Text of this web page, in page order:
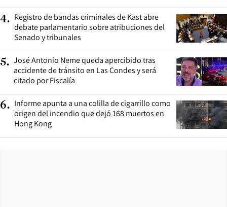
4. Registro de bandas criminales de Kast abre
debate parlamentario sobre atribuciones del
Senado y tribunales
5. José Antonio Neme queda apercibido tras
accidente de tránsito en Las Condes y será
citado por Fiscalía
6. Informe apunta a una colilla de cigarrillo como
origen del incendio que dejó 168 muertos en
Hong Kong